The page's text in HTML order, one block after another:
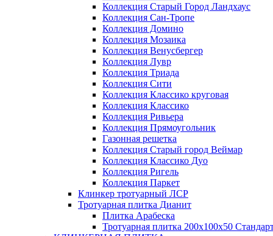
Коллекция Старый Город Ландхаус
Коллекция Сан-Тропе
Коллекция Домино
Коллекция Мозаика
Коллекция Венусбергер
Коллекция Лувр
Коллекция Триада
Коллекция Сити
Коллекция Классико круговая
Коллекция Классико
Коллекция Ривьера
Коллекция Прямоугольник
Газонная решетка
Коллекция Старый город Веймар
Коллекция Классико Дуо
Коллекция Ригель
Коллекция Паркет
Клинкер тротуарный ЛСР
Тротуарная плитка Дианит
Плитка Арабеска
Тротуарная плитка 200х100х50